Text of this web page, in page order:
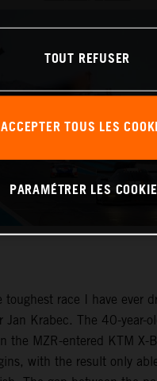
toughest race I have ever
Jan Krabec. The 40-year-
the MZR-entered KTM X-
with the result only
TOUT REFUSER
ACCEPTER TOUS LES
PARAMÉTRER LES